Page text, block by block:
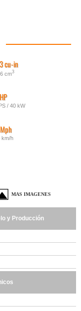
cu-in
cm3
/ 40 kW
km/h
MAS IMAGENES
y Producción